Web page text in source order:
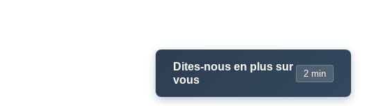
Dites-nous en plus sur
vous
2 min